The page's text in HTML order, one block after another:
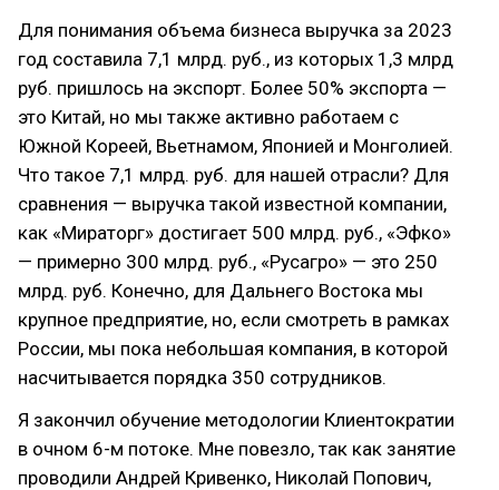
Для понимания объема бизнеса выручка за 2023
год составила 7,1 млрд. руб., из которых 1,3 млрд
руб. пришлось на экспорт. Более 50% экспорта —
это Китай, но мы также активно работаем с
Южной Кореей, Вьетнамом, Японией и Монголией.
Что такое 7,1 млрд. руб. для нашей отрасли? Для
сравнения — выручка такой известной компании,
как «Мираторг» достигает 500 млрд. руб., «Эфко»
— примерно 300 млрд. руб., «Русагро» — это 250
млрд. руб. Конечно, для Дальнего Востока мы
крупное предприятие, но, если смотреть в рамках
России, мы пока небольшая компания, в которой
насчитывается порядка 350 сотрудников.
Я закончил обучение методологии Клиентократии
в очном 6-м потоке. Мне повезло, так как занятие
проводили Андрей Кривенко, Николай Попович,